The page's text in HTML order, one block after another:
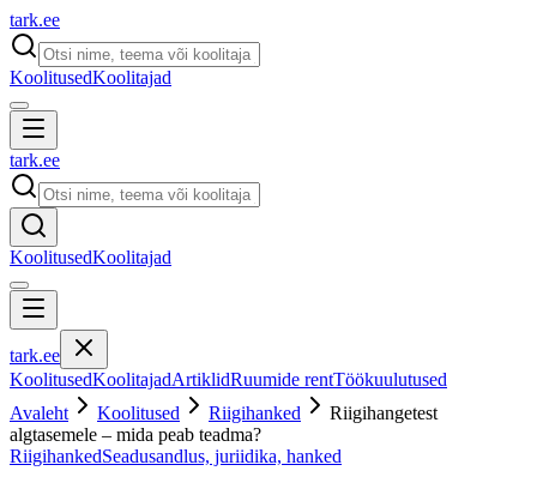
tark.ee
KoolitusedKoolitajad
tark.ee
KoolitusedKoolitajad
tark.ee
KoolitusedKoolitajadArtiklidRuumide rentTöökuulutused
Avaleht
Koolitused Riigihanked
Riigihangetest
algtasemele – mida peab teadma?
RiigihankedSeadusandlus, juriidika, hanked